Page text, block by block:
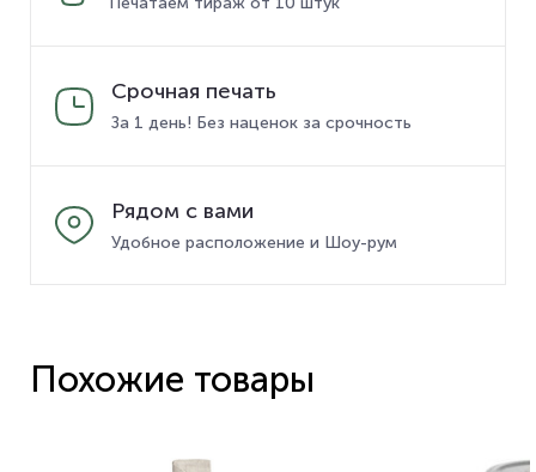
Срочная печать
За 1 день! Без наценок за срочность
Рядом с вами
Удобное расположение и Шоу-рум
Похожие товары